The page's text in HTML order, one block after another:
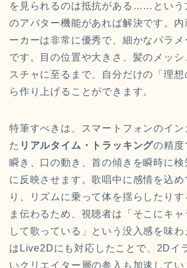
を見られるのは抵抗がある……という
のアバター機能があれば解決です。内
ーカーは非常に優秀で、細かなパラ
です。目の位置や大きさ、髪のメッシ
スチャに至るまで、自分だけの「理
ら作り上げることができます。
特筆すべきは、スマートフォンのイン
た リアルタイム・トラッキングの精度
瞬き、口の動き、首の傾きを瞬時に検
に反映させます。歌唱中に感情を込め
り、リズムに乗って体を揺らしたりす
ま伝わるため、視聴者は「そこにキ
して歌っている」という没入感を味
はLive2Dにも対応したことで、2Dイ
いクリエイター層の参入も加速してい